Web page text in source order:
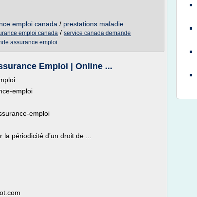
emploi canada / prestations maladie
emploi canada / service canada demande
assurance emploi
Emploi | Online ...
emploi
emploi
périodicité d’un droit de ...